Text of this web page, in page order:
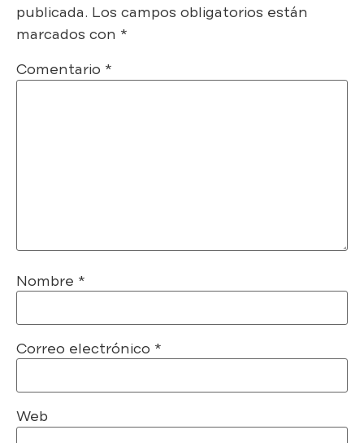
publicada. Los campos obligatorios están
marcados con *
Comentario *
Nombre *
Correo electrónico *
Web